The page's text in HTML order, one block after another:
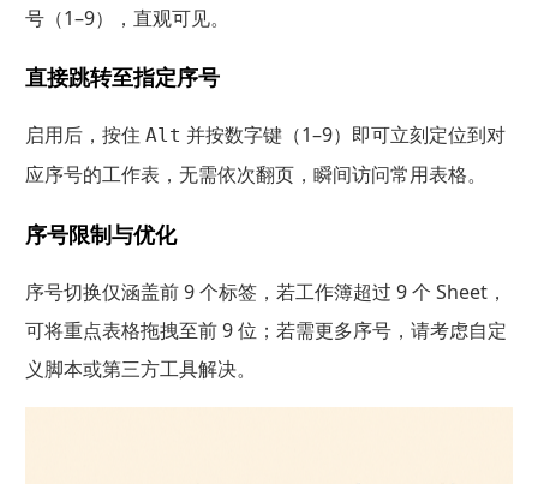
号（1–9），直观可见。
直接跳转至指定序号
启用后，按住 Alt 并按数字键（1–9）即可立刻定位到对
应序号的工作表，无需依次翻页，瞬间访问常用表格。
序号限制与优化
序号切换仅涵盖前 9 个标签，若工作簿超过 9 个 Sheet，
可将重点表格拖拽至前 9 位；若需更多序号，请考虑自定
义脚本或第三方工具解决。